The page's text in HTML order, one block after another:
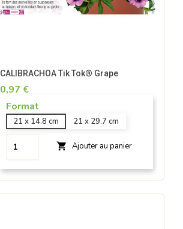
CALIBRACHOA Tik Tok® Grape
0,97 €
Format
21 x 14.8 cm 21 x 29.7 cm
 Ajouter au panier